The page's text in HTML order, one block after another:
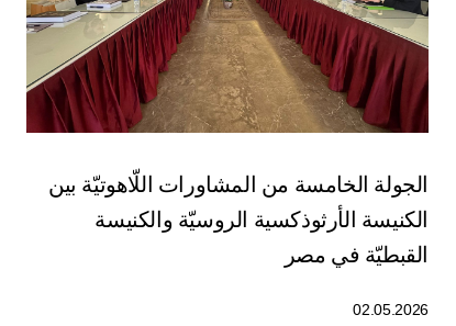
الجولة الخامسة من المشاورات اللّاهوتيّة بين
الكنيسة الأرثوذكسية الروسيّة والكنيسة
القبطيّة في مصر
02.05.2026